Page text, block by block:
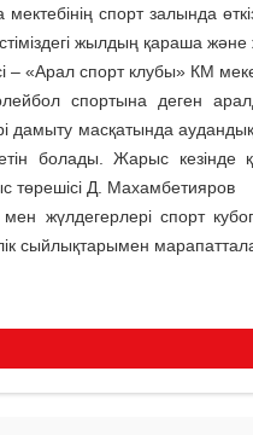
спорт залында
жылдың қараша және
– «Арал спорт клубы» КМ
спортына деген
дамыту масқатында
болады. Жарыс кезінде
төрешісі Д. Махамбетияров
жүлдегерлері спорт
сыйлықтарымен